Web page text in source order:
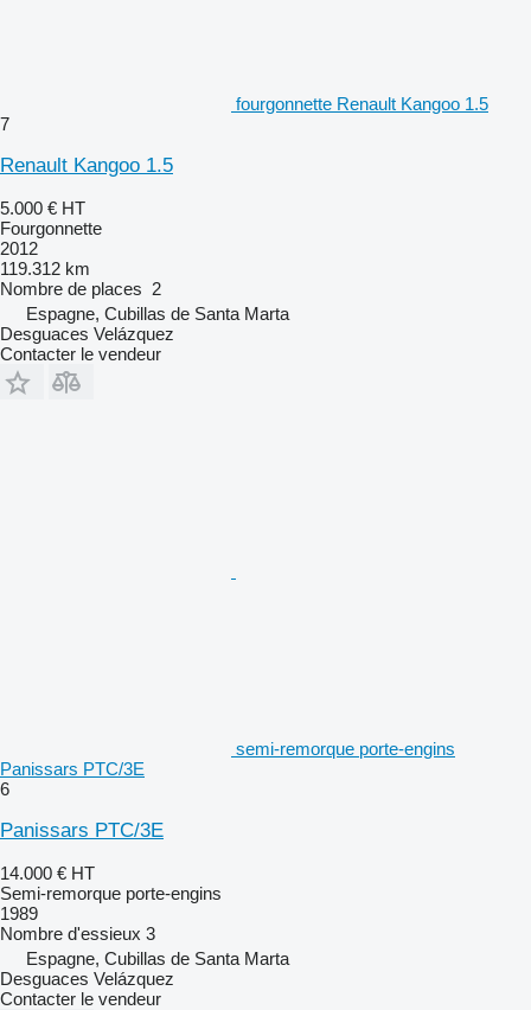
fourgonnette Renault Kangoo 1.5
7
Renault Kangoo 1.5
5.000 € HT
Fourgonnette
2012
119.312 km
Nombre de places 2
Espagne, Cubillas de Santa Marta
Desguaces Velázquez
Contacter le vendeur
semi-remorque porte-engins
Panissars PTC/3E
6
Panissars PTC/3E
14.000 € HT
Semi-remorque porte-engins
1989
Nombre d'essieux 3
Espagne, Cubillas de Santa Marta
Desguaces Velázquez
Contacter le vendeur